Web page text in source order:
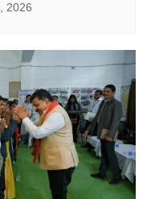
2026